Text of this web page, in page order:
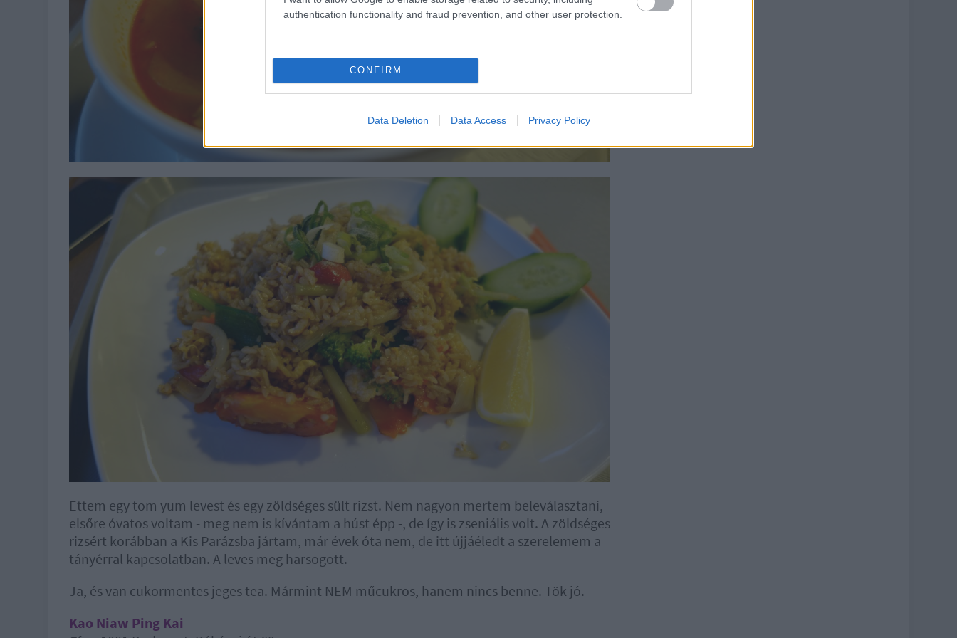
authentication functionality and fraud prevention, and other user protection.
CONFIRM
Data Deletion Data Access Privacy Policy
Ettem egy tom yum levest és egy zöldséges sült rizst. Nem nagyon mertem beleválasztani,
elsőre óvatos voltam - meg nem is kívántam a húst épp -, de így is zseniális volt. A zöldséges
rizsért korábban a Kis Parázsba jártam, már évek óta nem, de itt újjáéledt a szerelemem a
tányérral kapcsolatban. A leves meg harsogott.
Ja, és van cukormentes jeges tea. Mármint NEM műcukros, hanem nincs benne. Tök jó.
Kao Niaw Ping Kai